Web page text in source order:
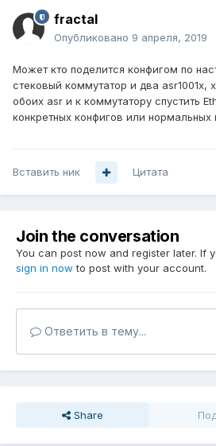
fractal
Опубликовано 9 апреля, 2019
Может кто поделится конфигом по
стековый коммутатор и два asr1001x,
обоих asr и к коммутатору спустить
конкретных конфигов или
Вставить ник Цитата
Join the conversation
You can post now and register later. If
sign in now to post with your account.
Ответить в тему...
Share